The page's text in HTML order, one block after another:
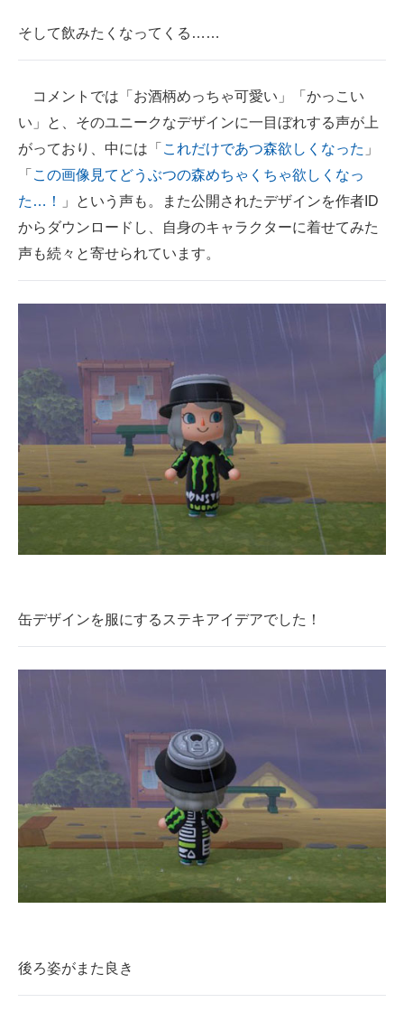
そして飲みたくなってくる……
コメントでは「お酒柄めっちゃ可愛い」「かっこい
い」と、そのユニークなデザインに一目ぼれする声が上
がっており、中には「 これだけであつ森欲しくなった 」
「 この画像見てどうぶつの森めちゃくちゃ欲しくなっ
た…！
」という声も。また公開されたデザインを作者ID
からダウンロードし、自身のキャラクターに着せてみた
声も続々と寄せられています。
缶デザインを服にするステキアイデアでした！
後ろ姿がまた良き